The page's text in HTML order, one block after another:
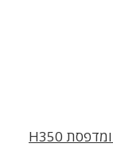
בתמונה למעלה: מנכ”ל סטרטסיס יואב זייף, ומדפסת H350